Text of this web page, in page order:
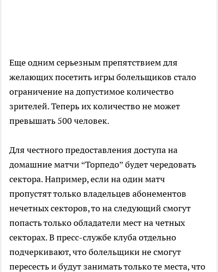
Еще одним серьезным препятствием для
желающих посетить игры болельщиков стало
ограничение на допустимое количество
зрителей. Теперь их количество не может
превышать 500 человек.
Для честного предоставления доступа на
домашние матчи “Торпедо” будет чередовать
сектора. Например, если на один матч
пропустят только владельцев абонементов
нечетных секторов, то на следующий смогут
попасть только обладатели мест на четных
секторах. В пресс-службе клуба отдельно
подчеркивают, что болельщики не смогут
пересесть и будут занимать только те места, что